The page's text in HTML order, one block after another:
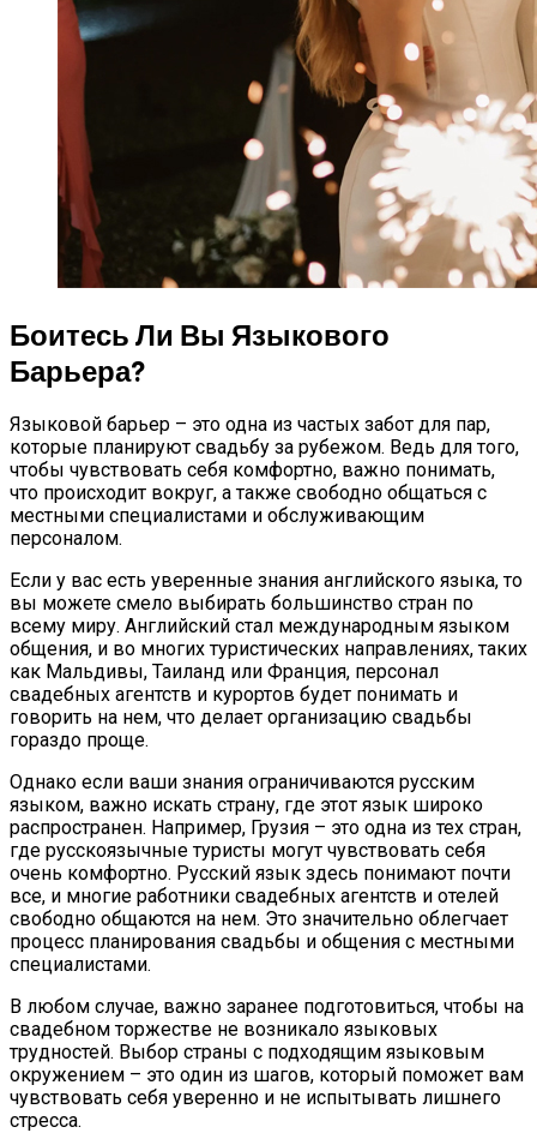
Боитесь Ли Вы Языкового
Барьера?
Языковой барьер – это одна из частых забот для пар,
которые планируют свадьбу за рубежом. Ведь для того,
чтобы чувствовать себя комфортно, важно понимать,
что происходит вокруг, а также свободно общаться с
местными специалистами и обслуживающим
персоналом.
Если у вас есть уверенные знания английского языка, то
вы можете смело выбирать большинство стран по
всему миру. Английский стал международным языком
общения, и во многих туристических направлениях, таких
как Мальдивы, Таиланд или Франция, персонал
свадебных агентств и курортов будет понимать и
говорить на нем, что делает организацию свадьбы
гораздо проще.
Однако если ваши знания ограничиваются русским
языком, важно искать страну, где этот язык широко
распространен. Например, Грузия – это одна из тех стран,
где русскоязычные туристы могут чувствовать себя
очень комфортно. Русский язык здесь понимают почти
все, и многие работники свадебных агентств и отелей
свободно общаются на нем. Это значительно облегчает
процесс планирования свадьбы и общения с местными
специалистами.
В любом случае, важно заранее подготовиться, чтобы на
свадебном торжестве не возникало языковых
трудностей. Выбор страны с подходящим языковым
окружением – это один из шагов, который поможет вам
чувствовать себя уверенно и не испытывать лишнего
стресса.